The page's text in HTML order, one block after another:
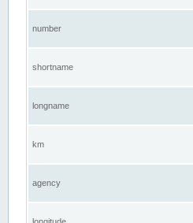
number
shortname
longname
km
agency